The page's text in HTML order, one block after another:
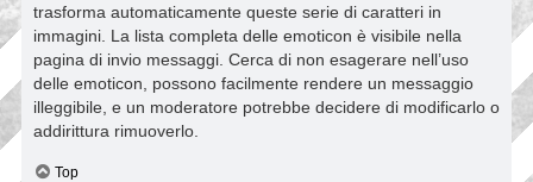
trasforma automaticamente queste serie di caratteri in
immagini. La lista completa delle emoticon è visibile nella
pagina di invio messaggi. Cerca di non esagerare nell’uso
delle emoticon, possono facilmente rendere un messaggio
illeggibile, e un moderatore potrebbe decidere di modificarlo o
addirittura rimuoverlo.
Top